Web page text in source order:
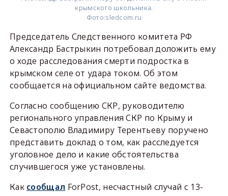
крымского школьника.
Фото:sledcom.ru
Председатель Следственного комитета РФ
Александр Бастрыкин потребовал доложить ему
о ходе расследования смерти подростка в
крымском селе от удара током. Об этом
сообщается на официальном сайте ведомства.
Согласно сообщению СКР, руководителю
регионального управления СКР по Крыму и
Севастополю Владимиру Терентьеву поручено
представить доклад о том, как расследуется
уголовное дело и какие обстоятельства
случившегося уже установлены.
Как сообщал ForPost, несчастный случай с 13-